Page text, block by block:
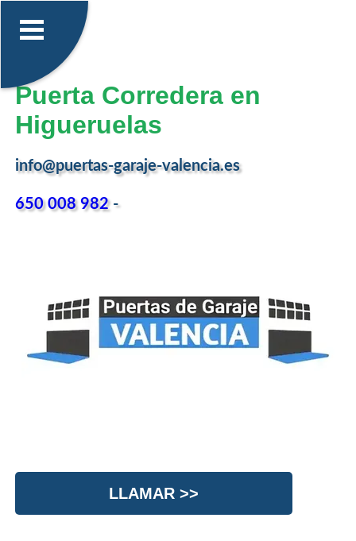
Puerta Corredera en
Higueruelas
info@puertas-garaje-valencia.es
650 008 982-
LLAMAR >>